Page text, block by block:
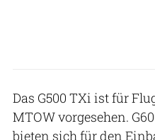
Das G500 TXi ist für
MTOW vorgesehen.
bieten sich für den